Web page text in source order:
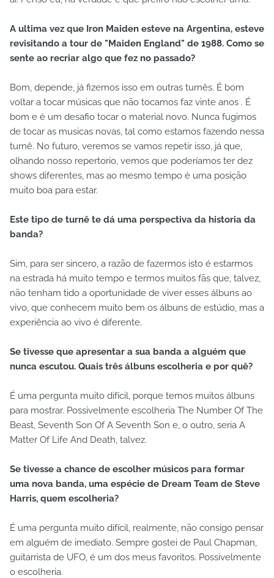
A ultima vez que Iron Maiden esteve na Argentina, esteve
revisitando a tour de "Maiden England" de 1988. Como se
sente ao recriar algo que fez no passado?
Bom, depende, já fizemos isso em outras turnês. É bom
voltar a tocar músicas que não tocamos faz vinte anos . É
bom e é um desafio tocar o material novo. Nunca fugimos
de tocar as musicas novas, tal como estamos fazendo nessa
turnê. No futuro, veremos se vamos repetir isso, já que,
olhando nosso repertorio, vemos que poderíamos ter dez
shows diferentes, mas ao mesmo tempo é uma posição
muito boa para estar.
Este tipo de turnê te dá uma perspectiva da historia da
banda?
Sim, para ser sincero, a razão de fazermos isto é estarmos
na estrada há muito tempo e termos muitos fãs que, talvez,
não tenham tido a oportunidade de viver esses álbuns ao
vivo, que conhecem muito bem os álbuns de estúdio, mas a
experiência ao vivo é diferente.
Se tivesse que apresentar a sua banda a alguém que
nunca escutou. Quais três álbuns escolheria e por quê?
É uma pergunta muito difícil, porque temos muitos álbuns
para mostrar. Possivelmente escolheria The Number Of The
Beast, Seventh Son Of A Seventh Son e, o outro, seria A
Matter Of Life And Death, talvez.
Se tivesse a chance de escolher músicos para formar
uma nova banda, uma espécie de Dream Team de Steve
Harris, quem escolheria?
É uma pergunta muito difícil, realmente, não consigo pensar
em alguém de imediato. Sempre gostei de Paul Chapman,
guitarrista de UFO, é um dos meus favoritos. Possivelmente
o escolheria.